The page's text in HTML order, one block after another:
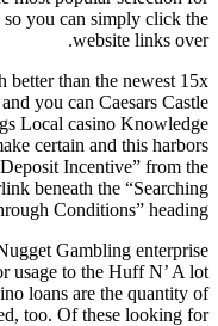
you can simply click the
website links over.
better than the newest 15x
you can Caesars Castle
Local casino Knowledge
certain and this harbors
Incentive” from the
beneath the “Searching
Conditions” heading.
Gambling enterprise
usage to the Huff N’ A lot
loans are the quantity of
too. Of these looking for